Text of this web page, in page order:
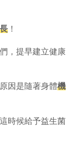
！
，提早建立健康
原因是隨著身體機
時候給予益生菌